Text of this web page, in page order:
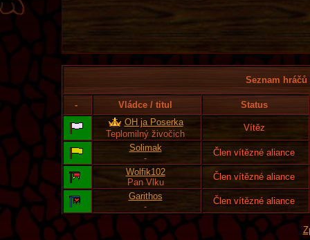
Seznam
- Vládce / titul
Status
OH ja Poserka
Teplomilný živočich
Vítěz
Solimak
-
Člen vítězné aliance
Wolfik102
Pan Vlku
Člen vítězné aliance
Garithos
-
Člen vítězné aliance